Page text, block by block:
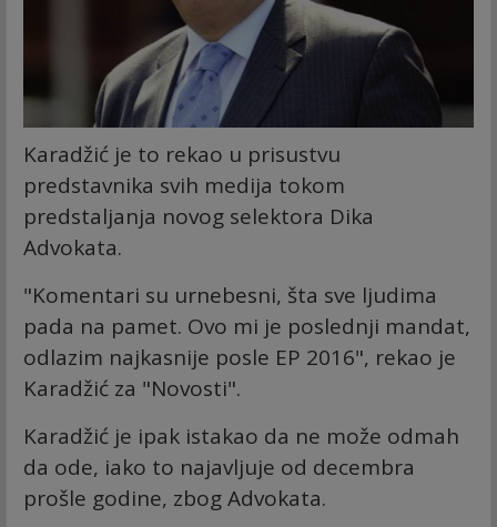
Karadžić je to rekao u prisustvu
predstavnika svih medija tokom
predstaljanja novog selektora Dika
Advokata.
"Komentari su urnebesni, šta sve ljudima
pada na pamet. Ovo mi je poslednji mandat,
odlazim najkasnije posle EP 2016", rekao je
Karadžić za "Novosti".
Karadžić je ipak istakao da ne može odmah
da ode, iako to najavljuje od decembra
prošle godine, zbog Advokata.